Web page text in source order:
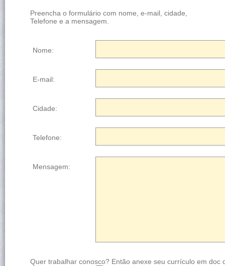
Preencha o formulário com nome, e-mail, cidade,
Telefone e a mensagem.
Nome:
E-mail:
Cidade:
Telefone:
Mensagem:
Quer trabalhar conosco? Então anexe seu currículo em doc